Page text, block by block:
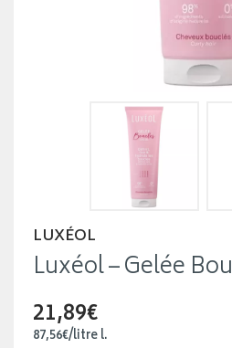
LUXÉOL
Luxéol – Gelée
21,89€
87,56€/litrel.